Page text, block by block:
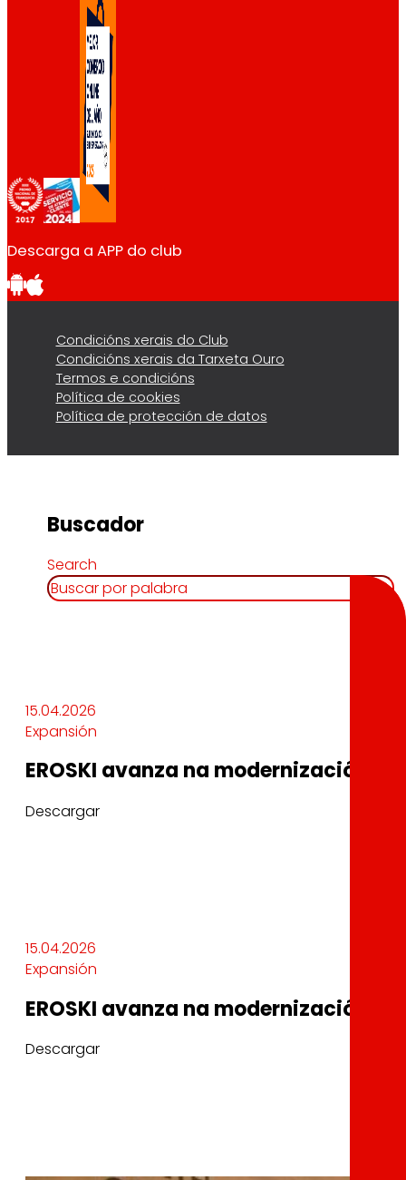
Descarga a APP do club
Condicións xerais do Club
Condicións xerais da Tarxeta Ouro
Termos e condicións
Política de cookies
Política de protección de datos
Buscador
Search
15.04.2026
Expansión
EROSKI avanza na modernización
Descargar
15.04.2026
Expansión
EROSKI avanza na modernización
Descargar